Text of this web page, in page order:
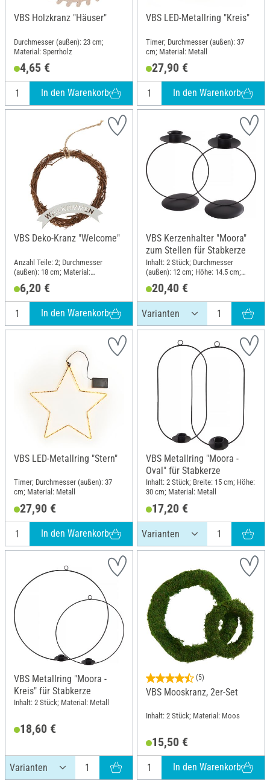
VBS Holzkranz "Häuser"
Durchmesser (außen): 23 cm;
Material: Sperrholz
4,65 €
In den Warenkorb
VBS LED-Metallring "Kreis"
Timer; Durchmesser (außen): 37
cm; Material: Metall
27,90 €
In den Warenkorb
VBS Deko-Kranz "Welcome"
Anzahl Teile: 2; Durchmesser
(außen): 18 cm; Material:
6,20 €
In den Warenkorb
VBS Kerzenhalter "Moora"
zum Stellen für Stabkerze
Inhalt: 2 Stück; Durchmesser
(außen): 12 cm; Höhe: 14.5 cm;
20,40 €
VBS LED-Metallring "Stern"
Timer; Durchmesser (außen): 37
cm; Material: Metall
27,90 €
In den Warenkorb
VBS Metallring "Moora -
Oval" für Stabkerze
Inhalt: 2 Stück; Breite: 15 cm; Höhe:
30 cm; Material: Metall
17,20 €
VBS Metallring "Moora -
Kreis" für Stabkerze
Inhalt: 2 Stück; Material: Metall
18,60 €
(5)
VBS Mooskranz, 2er-Set
Inhalt: 2 Stück; Material: Moos
15,50 €
In den Warenkorb